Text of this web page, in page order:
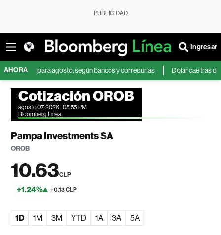
PUBLICIDAD
Ingresar
AHORA
para agosto, según bancos y corredurías Dólar cae tras débil dato
Cotización OROB
agosto 07, 2026 | 05:55 PM
Bloomberg Línea
Pampa Investments SA
OROB
10.63CLP
+1.24% +0.13 CLP
1D 1M 3M YTD 1A 3A 5A